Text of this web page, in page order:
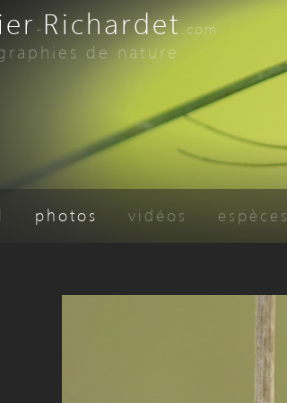
-Richardet .com
de nature
photos vidéos espèces